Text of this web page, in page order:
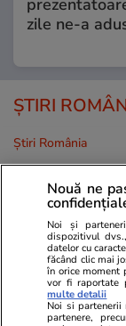
zile ne-a
ȘTIRI
Știri România
Cinci hotărâri
de PSD au
Curtea de
Executivul
măsuri
Nouă ne
Noi și
dispozitivul
datelor cu
făcând clic mai
în orice moment
vor fi raportate
multe detalii
Noi si partenerii
partenere,